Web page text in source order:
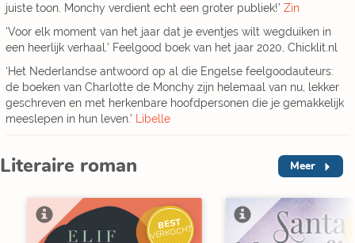
juiste toon. Monchy verdient echt een groter publiek!’ Zin
‘Voor elk moment van het jaar dat je eventjes wilt wegduiken in
een heerlijk verhaal.’ Feelgood boek van het jaar 2020, Chicklit.nl
‘Het Nederlandse antwoord op al die Engelse feelgoodauteurs:
de boeken van Charlotte de Monchy zijn helemaal van nu, lekker
geschreven en met herkenbare hoofdpersonen die je gemakkelijk
meeslepen in hun leven.’ Libelle
Literaire roman Meer
BEST
VERKOCHT